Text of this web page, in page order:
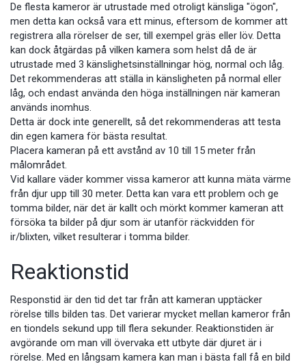
De flesta kameror är utrustade med otroligt känsliga "ögon",
men detta kan också vara ett minus, eftersom de kommer att
registrera alla rörelser de ser, till exempel gräs eller löv. Detta
kan dock åtgärdas på vilken kamera som helst då de är
utrustade med 3 känslighetsinställningar hög, normal och låg.
Det rekommenderas att ställa in känsligheten på normal eller
låg, och endast använda den höga inställningen när kameran
används inomhus.
Detta är dock inte generellt, så det rekommenderas att testa
din egen kamera för bästa resultat.
Placera kameran på ett avstånd av 10 till 15 meter från
målområdet.
Vid kallare väder kommer vissa kameror att kunna mäta värme
från djur upp till 30 meter. Detta kan vara ett problem och ge
tomma bilder, när det är kallt och mörkt kommer kameran att
försöka ta bilder på djur som är utanför räckvidden för
ir/blixten, vilket resulterar i tomma bilder.
Reaktionstid
Responstid är den tid det tar från att kameran upptäcker
rörelse tills bilden tas. Det varierar mycket mellan kameror från
en tiondels sekund upp till flera sekunder. Reaktionstiden är
avgörande om man vill övervaka ett utbyte där djuret är i
rörelse. Med en långsam kamera kan man i bästa fall få en bild